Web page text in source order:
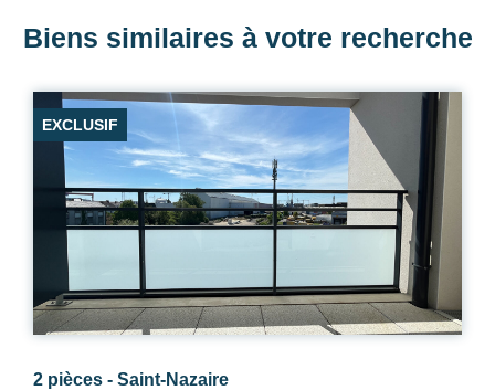
Biens similaires à votre recherche
Saint-Nazaire - Porcé - Côte d'Amour